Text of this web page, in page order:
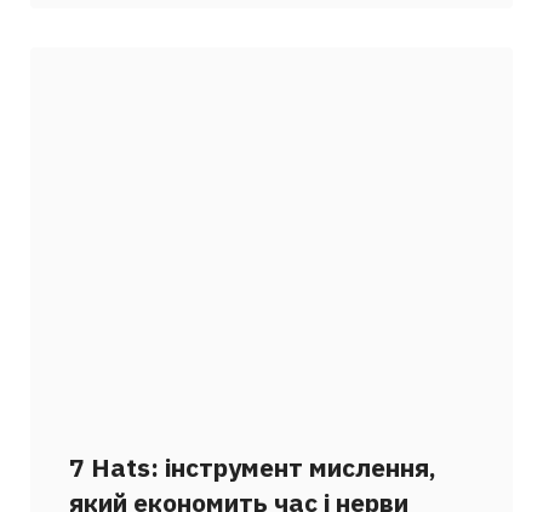
7 Hats: інструмент мислення,
який економить час і нерви